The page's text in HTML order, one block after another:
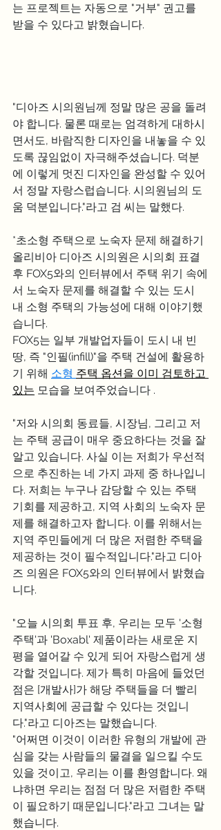
는 프로젝트는 자동으로 "거부" 권고를
받을 수 있다고 밝혔습니다.
"디아즈 시의원님께 정말 많은 공을 돌려
야 합니다. 물론 때로는 엄격하게 대하시
면서도, 바람직한 디자인을 내놓을 수 있
도록 끊임없이 자극해주셨습니다. 덕분
에 이렇게 멋진 디자인을 완성할 수 있어
서 정말 자랑스럽습니다. 시의원님의 도
움 덕분입니다."라고 검 씨는 말했다.
*초소형 주택으로 노숙자 문제 해결하기
올리비아 디아즈 시의원은 시의회 표결
후 FOX5와의 인터뷰에서 주택 위기 속에
서 노숙자 문제를 해결할 수 있는 도시
내 소형 주택의 가능성에 대해 이야기했
습니다.
FOX5는 일부 개발업자들이 도시 내 빈
땅, 즉 "인필(infill)"을 주택 건설에 활용하
기 위해 소형 주택 옵션을 이미 검토하고
있는 모습을 보여주었습니다 .
"저와 시의회 동료들, 시장님, 그리고 저
는 주택 공급이 매우 중요하다는 것을 잘
알고 있습니다. 사실 이는 저희가 우선적
으로 추진하는 네 가지 과제 중 하나입니
다. 저희는 누구나 감당할 수 있는 주택
기회를 제공하고, 지역 사회의 노숙자 문
제를 해결하고자 합니다. 이를 위해서는
지역 주민들에게 더 많은 저렴한 주택을
제공하는 것이 필수적입니다."라고 디아
즈 의원은 FOX5와의 인터뷰에서 밝혔습
니다.
"오늘 시의회 투표 후, 우리는 모두 '소형
주택'과 'Boxabl' 제품이라는 새로운 지
평을 열어갈 수 있게 되어 자랑스럽게 생
각할 것입니다. 제가 특히 마음에 들었던
점은 [개발사]가 해당 주택들을 더 빨리
지역사회에 공급할 수 있다는 것입니
다."라고 디아즈는 말했습니다.
"어쩌면 이것이 이러한 유형의 개발에 관
심을 갖는 사람들의 물결을 일으킬 수도
있을 것이고, 우리는 이를 환영합니다. 왜
냐하면 우리는 점점 더 많은 저렴한 주택
이 필요하기 때문입니다."라고 그녀는 말
했습니다.